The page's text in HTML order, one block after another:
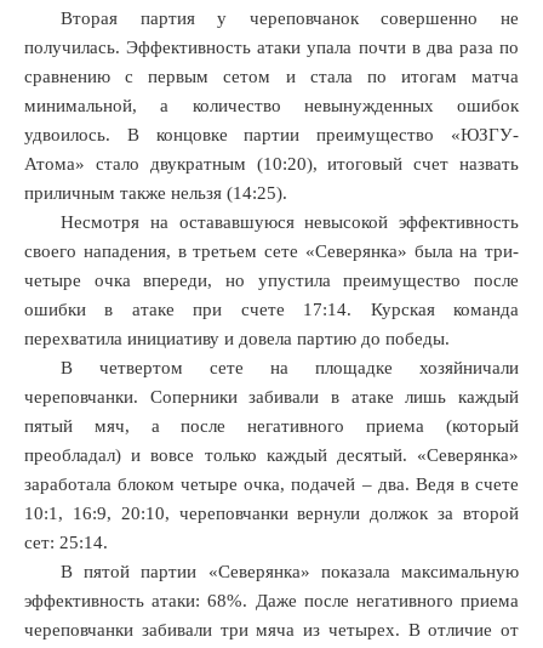
Вторая партия у череповчанок совершенно не
получилась. Эффективность атаки упала почти в два раза по
сравнению с первым сетом и стала по итогам матча
минимальной, а количество невынужденных ошибок
удвоилось. В концовке партии преимущество «ЮЗГУ-
Атома» стало двукратным (10:20), итоговый счет назвать
приличным также нельзя (14:25).
Несмотря на остававшуюся невысокой эффективность
своего нападения, в третьем сете «Северянка» была на три-
четыре очка впереди, но упустила преимущество после
ошибки в атаке при счете 17:14. Курская команда
перехватила инициативу и довела партию до победы.
В четвертом сете на площадке хозяйничали
череповчанки. Соперники забивали в атаке лишь каждый
пятый мяч, а после негативного приема (который
преобладал) и вовсе только каждый десятый. «Северянка»
заработала блоком четыре очка, подачей – два. Ведя в счете
10:1, 16:9, 20:10, череповчанки вернули должок за второй
сет: 25:14.
В пятой партии «Северянка» показала максимальную
эффективность атаки: 68%. Даже после негативного приема
череповчанки забивали три мяча из четырех. В отличие от